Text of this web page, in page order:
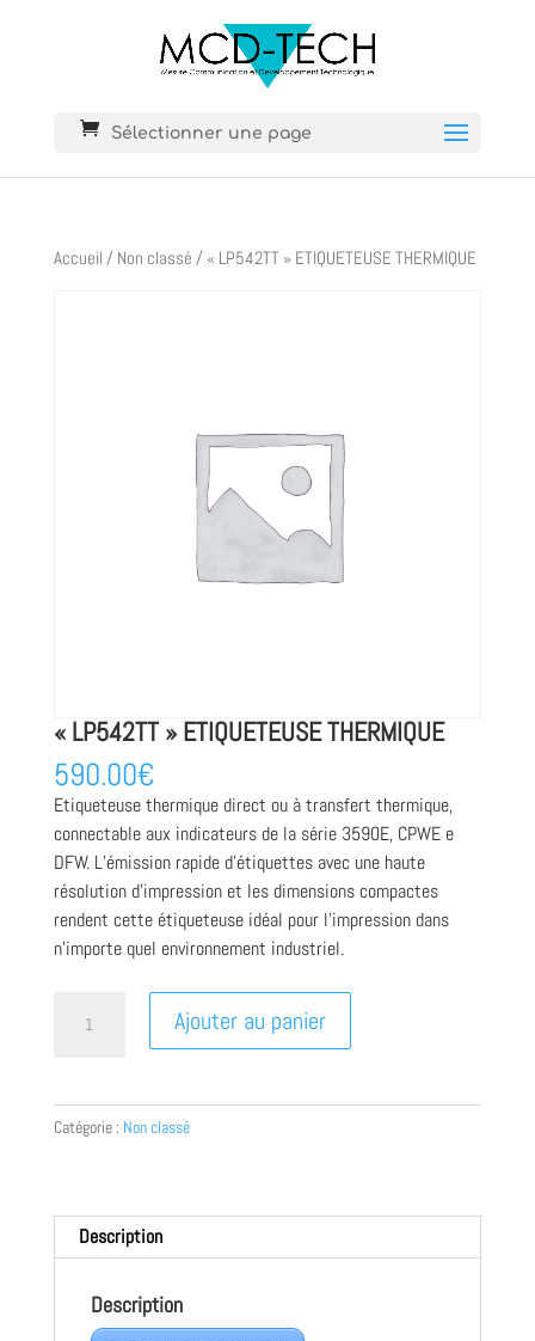
Sélectionner une page
Accueil / Non classé / « LP542TT » ETIQUETEUSE THERMIQUE
« LP542TT » ETIQUETEUSE THERMIQUE
590.00€
Etiqueteuse thermique direct ou à transfert thermique,
connectable aux indicateurs de la série 3590E, CPWE e
DFW. L’émission rapide d’étiquettes avec une haute
résolution d’impression et les dimensions compactes
rendent cette étiqueteuse idéal pour l’impression dans
n’importe quel environnement industriel.
THERMIQUE
Ajouter au panier
Catégorie : Non classé
Description
Description